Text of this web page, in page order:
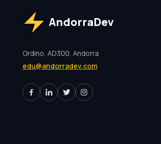
AndorraDev
Ordino, AD300, Andorra
edu@andorradev.com